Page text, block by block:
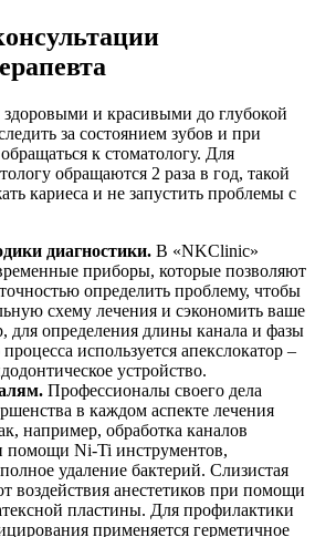
и красивыми до глубокой
за состоянием зубов и при
к стоматологу. Для
обращаются 2 раза в год, такой
кариеса и не запустить проблемы с
диагностики. В «NKClinic»
приборы, которые позволяют
определить проблему, чтобы
схему лечения и сэкономить ваше
для определения длины канала и фазы
используется апекслокатор –
устройство.
Профессионалы своего дела
в каждом аспекте лечения
например, обработка каналов
помощи Ni-Ti инструментов,
удаление бактерий. Слизистая
воздействия анестетиков при помощи
пластины. Для профилактики
применяется герметичное